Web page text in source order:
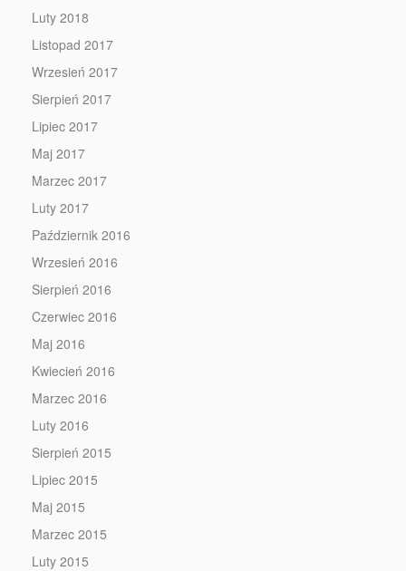
Luty 2018
Listopad 2017
Wrzesień 2017
Sierpień 2017
Lipiec 2017
Maj 2017
Marzec 2017
Luty 2017
Październik 2016
Wrzesień 2016
Sierpień 2016
Czerwiec 2016
Maj 2016
Kwiecień 2016
Marzec 2016
Luty 2016
Sierpień 2015
Lipiec 2015
Maj 2015
Marzec 2015
Luty 2015